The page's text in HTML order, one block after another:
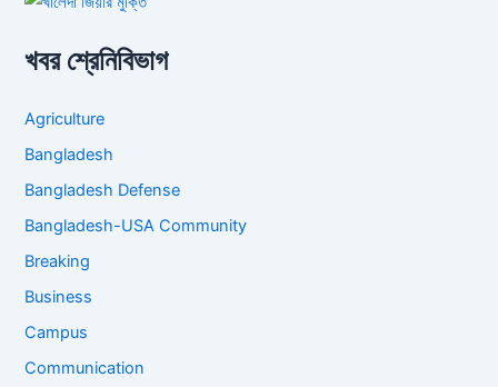
খবর শ্রেনিবিভাগ
Agriculture
Bangladesh
Bangladesh Defense
Bangladesh-USA Community
Breaking
Business
Campus
Communication